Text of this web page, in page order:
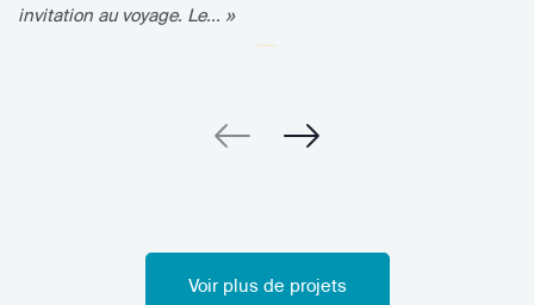
invitation au voyage. Le... »
Voir plus de projets